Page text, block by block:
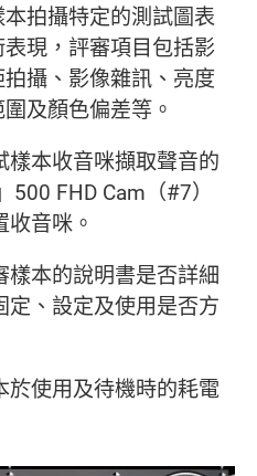
拍攝特定的測試圖表
現，評審項目包括影
攝、影像雜訊、亮度
及顏色偏差等。
樣本收音咪擷取聲音的
FHD Cam（#7）
音咪。
樣本的說明書是否詳細
定、設定及使用是否方
於使用及待機時的耗電